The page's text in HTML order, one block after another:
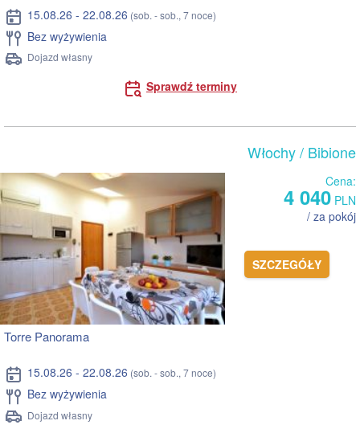
15.08.26 - 22.08.26 (sob. - sob., 7 noce)
Bez wyżywienia
Dojazd własny
Sprawdź terminy
Włochy/ Bibione
Cena:
4 040 PLN
/ za pokój
SZCZEGÓŁY
Torre Panorama
15.08.26 - 22.08.26 (sob. - sob., 7 noce)
Bez wyżywienia
Dojazd własny